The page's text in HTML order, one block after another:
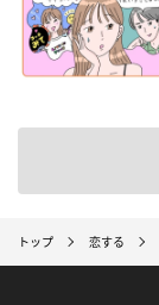
トップ 恋する